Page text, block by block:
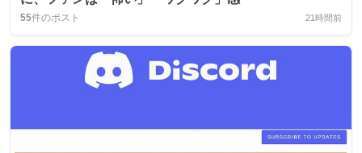
55件のポスト 21時間前